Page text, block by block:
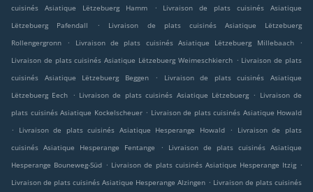
cuisinés Asiatique Lëtzebuerg Hamm
.
Livraison de plats cuisinés Asiatique
Lëtzebuerg Pafendall
.
Livraison de plats cuisinés Asiatique Lëtzebuerg
Rollengergronn
. Livraison de plats cuisinés Asiatique Lëtzebuerg Millebaach
.
Livraison de plats cuisinés Asiatique Lëtzebuerg Weimeschkierch . Livraison de plats
cuisinés Asiatique Lëtzebuerg Beggen
.
Livraison de plats cuisinés Asiatique
Lëtzebuerg Eech
. Livraison de plats cuisinés Asiatique Lëtzebuerg . Livraison de
plats cuisinés Asiatique Kockelscheuer . Livraison de plats cuisinés Asiatique Howald
.
Livraison de plats cuisinés Asiatique Hesperange Howald .
Livraison de plats
cuisinés Asiatique Hesperange Fentange
.
Livraison de plats cuisinés Asiatique
Hesperange Bouneweg-Süd . Livraison de plats cuisinés Asiatique Hesperange Itzig .
Livraison de plats cuisinés Asiatique Hesperange Alzingen . Livraison de plats cuisinés